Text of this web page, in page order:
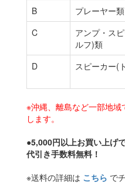
B
プレーヤー類
C
アンプ・ス
ルフ)類
D
スピーカー(
※沖縄、離島など一部地
します。
●5,000円以上お買い上げ
代引き手数料無料！
※送料の詳細は こちら で